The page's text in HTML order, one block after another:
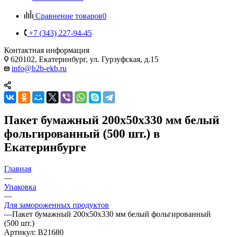
Сравнение товаров0
+7 (343) 227-94-45
Контактная информация
620102, Екатеринбург, ул. Гурзуфская, д.15
info@b2b-ekb.ru
Пакет бумажный 200х50х330 мм белый
фольгированный (500 шт.) в
Екатеринбурге
Главная
—
Упаковка
—
Для замороженных продуктов
—Пакет бумажный 200х50х330 мм белый фольгированный
(500 шт.)
Артикул: B21680